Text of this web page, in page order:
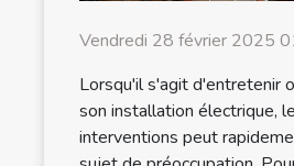
Vendredi 28 février 2025
Lorsqu'il s'agit d'entretenir
son installation électrique,
interventions peut